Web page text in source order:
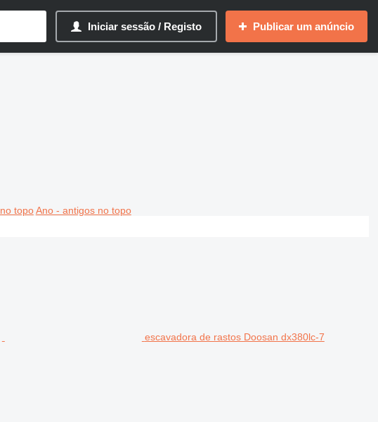
Iniciar sessão / Registo Publicar um anúncio
topo Ano - antigos no topo
escavadora de rastos Doosan dx380lc-7